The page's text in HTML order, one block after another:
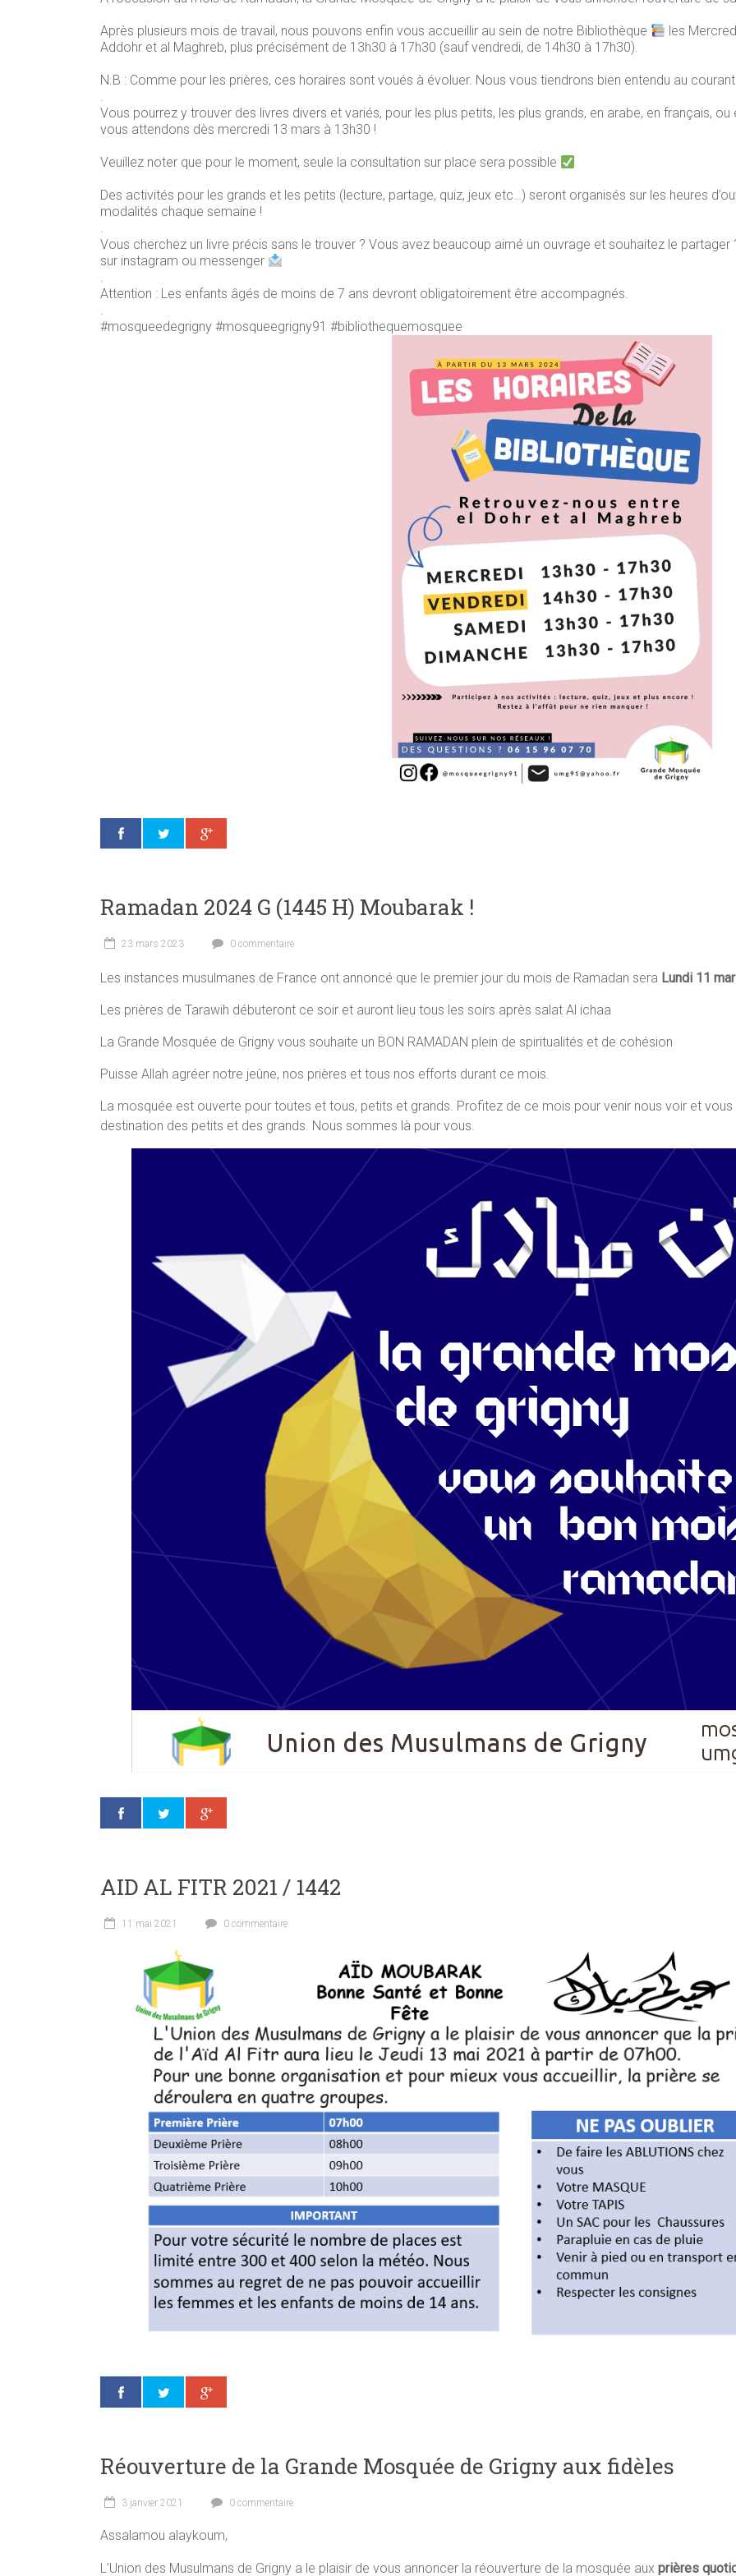
Après plusieurs mois de travail, nous pouvons enfin vous accueillir au sein de notre Bibliothèque
les
Addohr et al Maghreb, plus précisément de 13h30 à 17h30 (sauf vendredi, de 14h30 à 17h30).
N.B : Comme pour les prières, ces horaires sont voués à évoluer. Nous vous tiendrons bien entendu au
.
Vous pourrez y trouver des livres divers et variés, pour les plus petits, les plus grands, en arabe, en français,
vous attendons dès mercredi 13 mars à 13h30 !
Veuillez noter que pour le moment, seule la consultation sur place sera possible
Des activités pour les grands et les petits (lecture, partage, quiz, jeux etc…) seront organisés sur les heures
modalités chaque semaine !
.
Vous cherchez un livre précis sans le trouver ? Vous avez beaucoup aimé un ouvrage et souhaitez le partager
sur instagram ou messenger
.
Attention : Les enfants âgés de moins de 7 ans devront obligatoirement être accompagnés.
.
#mosqueedegrigny #mosqueegrigny91 #bibliothequemosquee
Ramadan 2024 G (1445 H) Moubarak !
23 mars 2023 0 commentaire
Les instances musulmanes de France ont annoncé que le premier jour du mois de Ramadan sera Lundi 11
Les prières de Tarawih débuteront ce soir et auront lieu tous les soirs après salat Al ichaa
La Grande Mosquée de Grigny vous souhaite un BON RAMADAN plein de spiritualités et de cohésion
Puisse Allah agréer notre jeûne, nos prières et tous nos efforts durant ce mois.
La mosquée est ouverte pour toutes et tous, petits et grands. Profitez de ce mois pour venir nous voir et
destination des petits et des grands. Nous sommes là pour vous.
AID AL FITR 2021 / 1442
11 mai 2021 0 commentaire
Réouverture de la Grande Mosquée de Grigny aux fidèles
3 janvier 2021 0 commentaire
Assalamou alaykoum,
L’Union des Musulmans de Grigny a le plaisir de vous annoncer la réouverture de la mosquée aux prières